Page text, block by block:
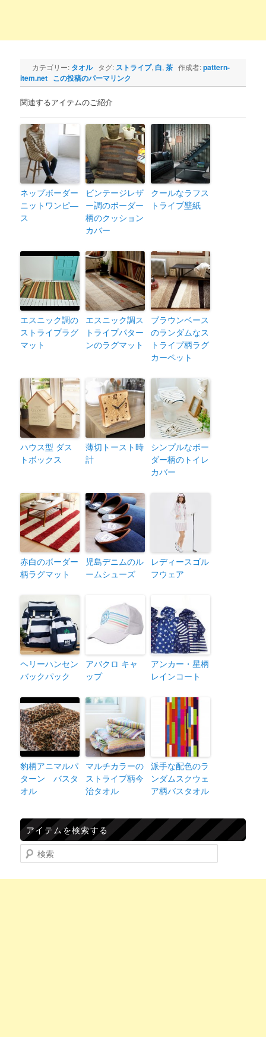
カテゴリー: タオルタグ: ストライプ, 白,茶 作成者:pattern-
item.net この投稿のパーマリンク
関連するアイテムのご紹介
ネップボーダー
ニットワンピ―
ス
ビンテージレザ
ー調のボーダー
柄のクッション
カバー
クールなラフス
トライプ壁紙
エスニック調の
ストライプラグ
マット
エスニック調ス
トライプパター
ンのラグマット
ブラウンベース
のランダムなス
トライプ柄ラグ
カーペット
ハウス型 ダス
トボックス
薄切トースト時
計
シンプルなボー
ダー柄のトイレ
カバー
赤白のボーダー
柄ラグマット
児島デニムのル
ームシューズ
レディースゴル
フウェア
ヘリーハンセン
バックパック
アバクロ キャ
ップ
アンカー・星柄
レインコート
豹柄アニマルパ
ターン バスタ
オル
マルチカラーの
ストライプ柄今
治タオル
派手な配色のラ
ンダムスクウェ
ア柄バスタオル
アイテムを検索する
検索